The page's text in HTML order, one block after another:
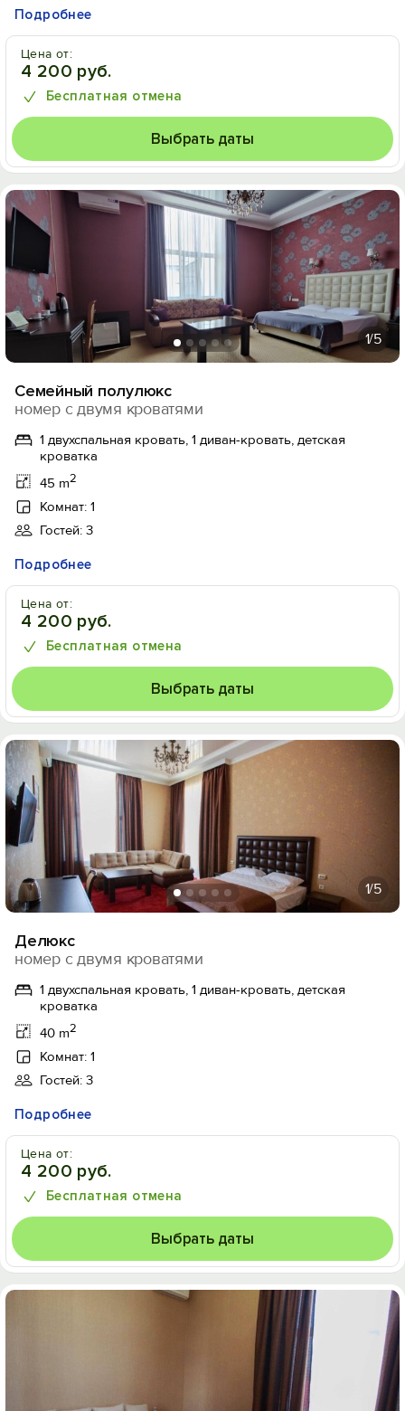
Подробнее
Цена от:
4 200 руб.
Бесплатная отмена
Выбрать даты
1/5
Семейный полулюкс
номер с двумя кроватями
1 двухспальная кровать, 1 диван-кровать, детская
кроватка
45 m2
Комнат: 1
Гостей: 3
Подробнее
Цена от:
4 200 руб.
Бесплатная отмена
Выбрать даты
1/5
Делюкс
номер с двумя кроватями
1 двухспальная кровать, 1 диван-кровать, детская
кроватка
40 m2
Комнат: 1
Гостей: 3
Подробнее
Цена от:
4 200 руб.
Бесплатная отмена
Выбрать даты